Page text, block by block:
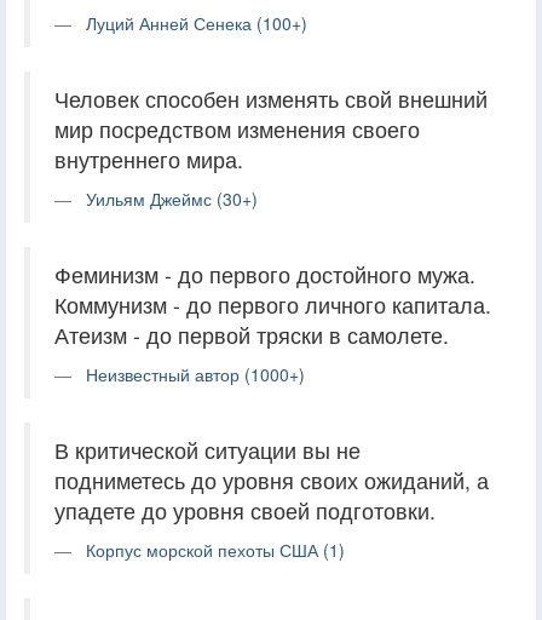
Луций Анней Сенека (100+)
Человек способен изменять свой внешний
мир посредством изменения своего
внутреннего мира.
Уильям Джеймс (30+)
Феминизм - до первого достойного мужа.
Коммунизм - до первого личного капитала.
Атеизм - до первой тряски в самолете.
Неизвестный автор (1000+)
В критической ситуации вы не
подниметесь до уровня своих ожиданий, а
упадете до уровня своей подготовки.
Корпус морской пехоты США (1)